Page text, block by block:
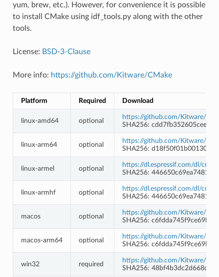
yum, brew, etc.). However, for convenience it is possible
to install CMake using idf_tools.py along with the other
tools.
License: BSD-3-Clause
More info: https://github.com/Kitware/CMake
Platform Required Download
linux-amd64 optional
https://github.com/Kitware/
SHA256:
linux-arm64 optional
https://github.com/Kitware/
SHA256:
linux-armel optional
https://dl.espressif.com/dl/
SHA256:
linux-armhf optional
https://dl.espressif.com/dl/
SHA256:
macos optional
https://github.com/Kitware/
SHA256:
macos-arm64 optional
https://github.com/Kitware/
SHA256:
win32 required
https://github.com/Kitware/
SHA256: